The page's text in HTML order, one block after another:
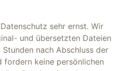
sehr ernst. Wir
und übersetzten Dateien
nach Abschluss der
fordern keine persönlichen